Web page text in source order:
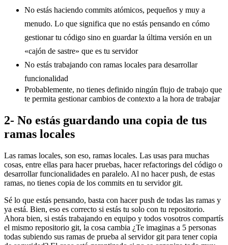
No estás haciendo commits atómicos, pequeños y muy a
menudo. Lo que significa que no estás pensando en cómo
gestionar tu código sino en guardar la última versión en un
«cajón de sastre» que es tu servidor
No estás trabajando con ramas locales para desarrollar
funcionalidad
Probablemente, no tienes definido ningún flujo de trabajo que
te permita gestionar cambios de contexto a la hora de trabajar
2- No estás guardando una copia de tus
ramas locales
Las ramas locales, son eso, ramas locales. Las usas para muchas
cosas, entre ellas para hacer pruebas, hacer refactorings del código o
desarrollar funcionalidades en paralelo. Al no hacer push, de estas
ramas, no tienes copia de los commits en tu servidor git.
Sé lo que estás pensando, basta con hacer push de todas las ramas y
ya está. Bien, eso es correcto si estás tu solo con tu repositorio.
Ahora bien, si estás trabajando en equipo y todos vosotros compartís
el mismo repositorio git, la cosa cambia ¿Te imaginas a 5 personas
todas subiendo sus ramas de prueba al servidor git para tener copia